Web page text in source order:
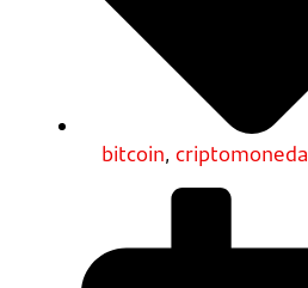
bitcoin, criptomoneda